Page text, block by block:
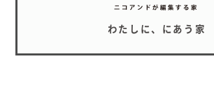
わたしに、にあう家